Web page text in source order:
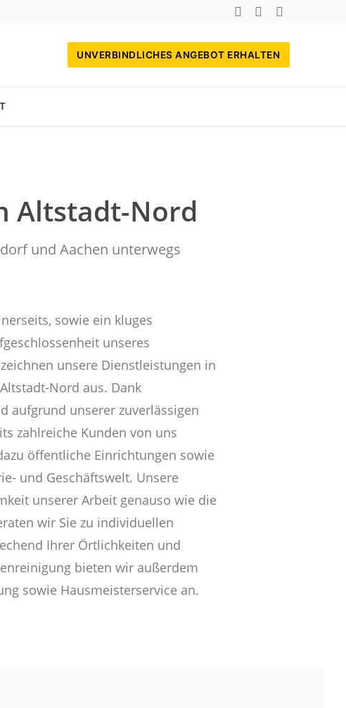
UNVERBINDLICHES ANGEBOT ERHALTEN
Altstadt-Nord
und Aachen unterwegs
sowie ein kluges
unseres
unsere Dienstleistungen in
Nord aus. Dank
aufgrund unserer zuverlässigen
zahlreiche Kunden von uns
öffentliche Einrichtungen sowie
und Geschäftswelt. Unsere
unserer Arbeit genauso wie die
wir Sie zu individuellen
Ihrer Örtlichkeiten und
bieten wir außerdem
sowie Hausmeisterservice an.